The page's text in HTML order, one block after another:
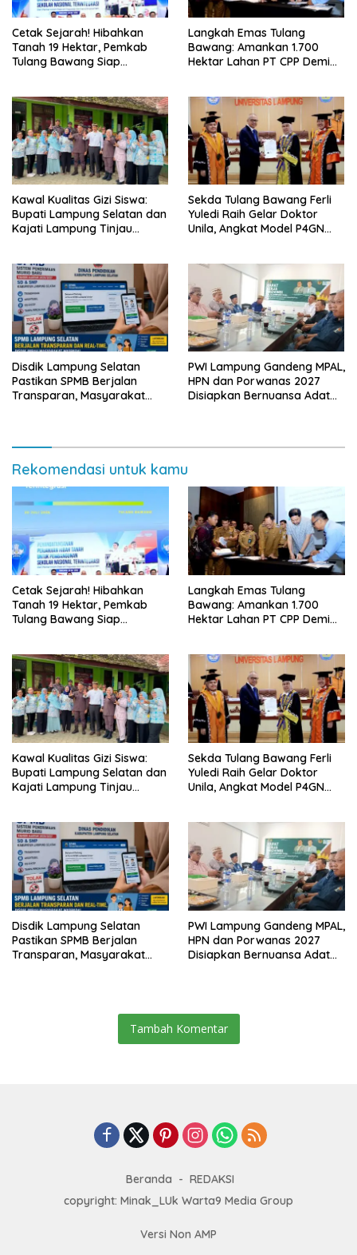
Cetak Sejarah! Hibahkan
Tanah 19 Hektar, Pemkab
Tulang Bawang Siap
Lampung
Langkah Emas Tulang
Bawang: Amankan 1.700
Hektar Lahan PT CPP Demi
Kawal Kualitas Gizi Siswa:
Bupati Lampung Selatan dan
Kajati Lampung Tinjau
Sekda Tulang Bawang Ferli
Yuledi Raih Gelar Doktor
Unila, Angkat Model P4GN
Disdik Lampung Selatan
Pastikan SPMB Berjalan
Transparan, Masyarakat
PWI Lampung Gandeng MPAL,
HPN dan Porwanas 2027
Disiapkan Bernuansa Adat
Rekomendasi untuk kamu
Cetak Sejarah! Hibahkan
Tanah 19 Hektar, Pemkab
Tulang Bawang Siap
Lampung
Langkah Emas Tulang
Bawang: Amankan 1.700
Hektar Lahan PT CPP Demi
Kawal Kualitas Gizi Siswa:
Bupati Lampung Selatan dan
Kajati Lampung Tinjau
Sekda Tulang Bawang Ferli
Yuledi Raih Gelar Doktor
Unila, Angkat Model P4GN
Disdik Lampung Selatan
Pastikan SPMB Berjalan
Transparan, Masyarakat
PWI Lampung Gandeng MPAL,
HPN dan Porwanas 2027
Disiapkan Bernuansa Adat
Tambah Komentar
Beranda
REDAKSI
copyright: Minak_LUk Warta9 Media Group
Versi Non AMP